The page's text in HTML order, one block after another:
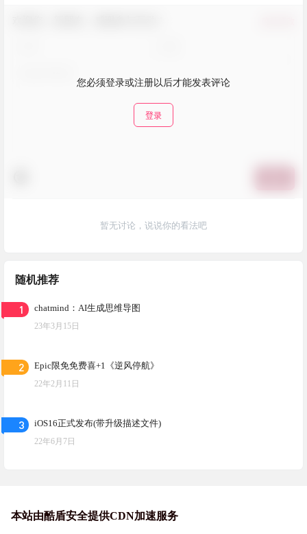
您必须登录或注册以后才能发表评论
登录
暂无讨论，说说你的看法吧
随机推荐
1 chatmind：AI生成思维导图
23年3月15日
2 Epic限免免费喜+1《逆风停航》
22年2月11日
3 iOS16正式发布(带升级描述文件)
22年6月7日
本站由酷盾安全提供CDN加速服务